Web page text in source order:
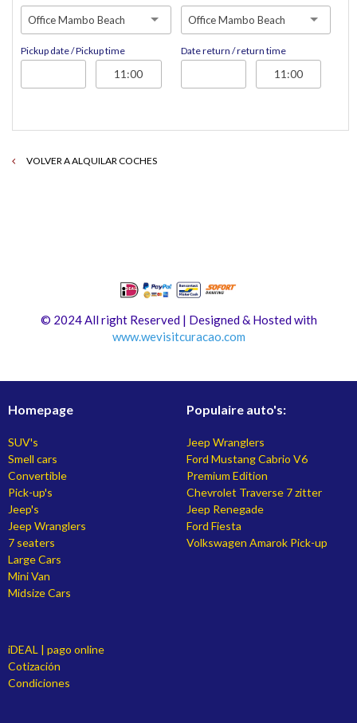
Office Mambo Beach
Pickup date / Pickup time
Office Mambo Beach
Date return / return time
VOLVER A ALQUILAR COCHES
© 2024 All right Reserved | Designed & Hosted with
www.wevisitcuracao.com
Homepage
SUV's
Smell cars
Convertible
Pick-up's
Jeep's
Jeep Wranglers
7 seaters
Large Cars
Mini Van
Midsize Cars
Populaire auto's:
Jeep Wranglers
Ford Mustang Cabrio V6
Premium Edition
Chevrolet Traverse 7 zitter
Jeep Renegade
Ford Fiesta
Volkswagen Amarok Pick-up
iDEAL | pago online
Cotización
Condiciones